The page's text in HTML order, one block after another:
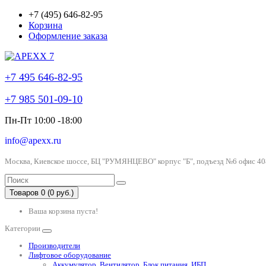
+7 (495) 646-82-95
Корзина
Оформление заказа
+7 495 646-82-95
+7 985 501-09-10
Пн-Пт 10:00 -18:00
info@apexx.ru
Москва, Киевское шоссе, БЦ "РУМЯНЦЕВО" корпус "Б", подъезд №6 офис
Товаров 0 (0 руб.)
Ваша корзина пуста!
Категории
Производители
Лифтовое оборудование